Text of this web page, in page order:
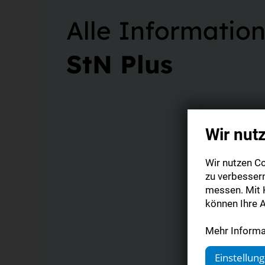
Alle
StN Plus
Wir
Wir nutzen
zu
messen. Mit
können Ihre
Mehr